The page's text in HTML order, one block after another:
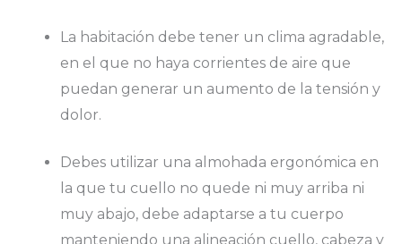
La habitación debe tener un clima agradable,
en el que no haya corrientes de aire que
puedan generar un aumento de la tensión y
dolor.
Debes utilizar una almohada ergonómica en
la que tu cuello no quede ni muy arriba ni
muy abajo, debe adaptarse a tu cuerpo
manteniendo una alineación cuello, cabeza y